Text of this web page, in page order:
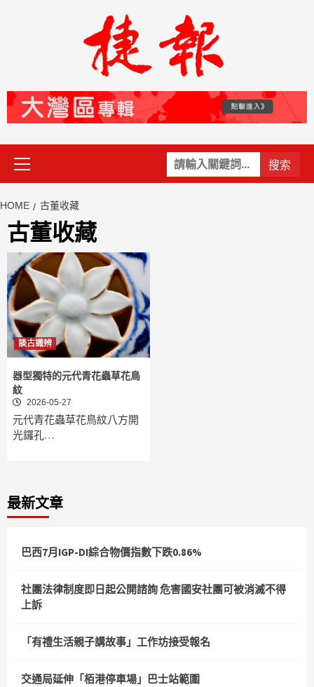
關
鍵
Primary
Menu
HOME 古董收藏
古董收藏
談古識辨
器型獨特的元代青花蟲草花鳥
紋
2026-05-27
元代青花蟲草花鳥紋八方開
光鑼孔…
最新文章
巴西7月IGP-DI綜合物價指數下跌0.86%
社團法律制度即日起公開諮詢 危害國安社團可被消滅不得
上訴
「有禮生活親子講故事」工作坊接受報名
交通局延伸「栢港停車場」巴士站範圍